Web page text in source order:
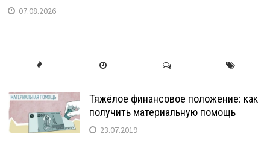
07.08.2026
Тяжёлое финансовое положение: как
получить материальную помощь
23.07.2019